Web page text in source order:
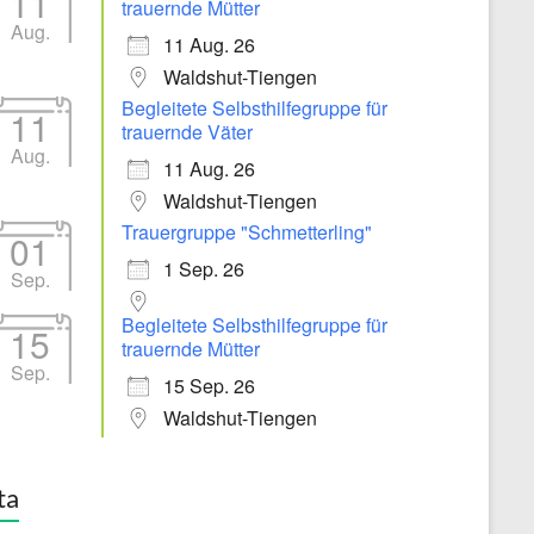
Aug.
trauernde Mütter
11 Aug. 26
Waldshut-Tiengen
11
Aug.
Begleitete Selbsthilfegruppe für
trauernde Väter
11 Aug. 26
Waldshut-Tiengen
01
Sep.
Trauergruppe "Schmetterling"
1 Sep. 26
15
Sep.
Begleitete Selbsthilfegruppe für
trauernde Mütter
15 Sep. 26
Waldshut-Tiengen